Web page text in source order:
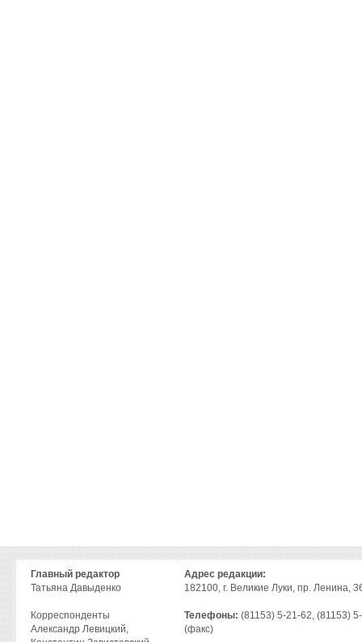
Главный редактор
Татьяна Давыденко
Корреспонденты
Александр Левицкий,
Адрес редакции:
182100, г. Великие Луки, пр. Ленина,
Телефоны: (81153) 5-21-62, (81153)
(факс)